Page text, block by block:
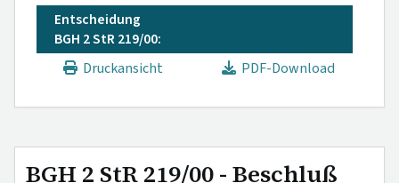
Entscheidung
BGH 2 StR 219/00:
Druckansicht
PDF-Download
BGH 2 StR 219/00 - Beschluß